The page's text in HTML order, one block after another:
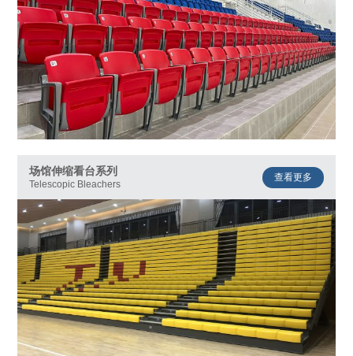
场馆伸缩看台系列
Telescopic Bleachers
查看更多